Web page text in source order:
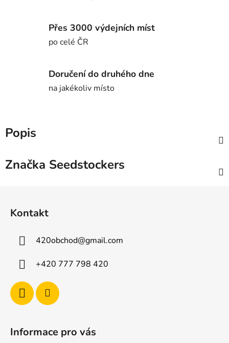
Přes 3000 výdejních míst
po celé ČR
Doručení do druhého dne
na jakékoliv místo
Popis
Značka Seedstockers
Kontakt
420obchod@gmail.com
+420 777 798 420
Informace pro vás